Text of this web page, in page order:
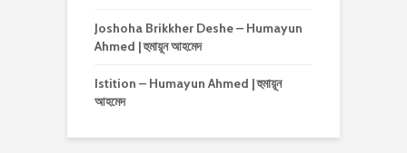
Joshoha Brikkher Deshe – Humayun
Ahmed | হুমায়ূন আহমেদ
Istition – Humayun Ahmed | হুমায়ূন
আহমেদ